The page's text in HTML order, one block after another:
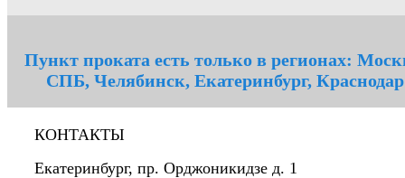
Пункт проката есть только в регионах:
СПБ, Челябинск, Екатеринбург, Краснодар
КОНТАКТЫ
Екатеринбург, пр. Орджоникидзе д. 1